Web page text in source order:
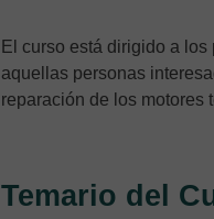
El curso está dirigido a
aquellas personas
reparación de los motores
Temario del